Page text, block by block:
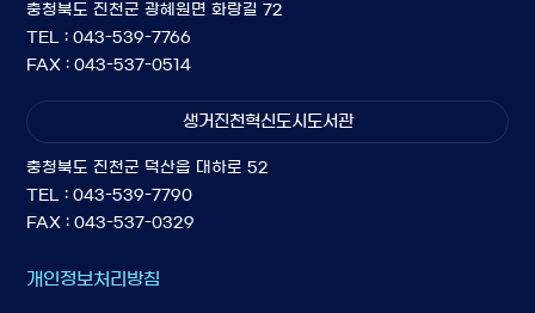
충청북도 진천군 광혜원면 화랑길 72
TEL : 043-539-7766
FAX : 043-537-0514
생거진천혁신도시도서관
충청북도 진천군 덕산읍 대하로 52
TEL : 043-539-7790
FAX : 043-537-0329
개인정보처리방침